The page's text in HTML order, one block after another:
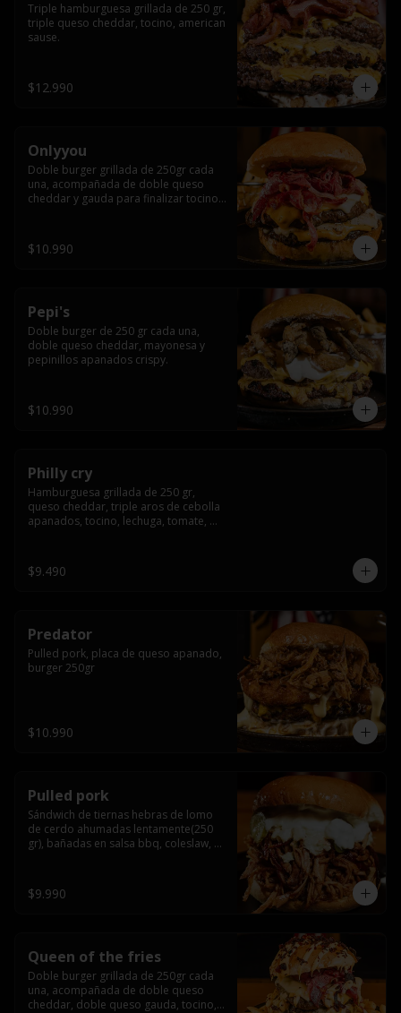
Triple hamburguesa grillada de 250 gr,
triple queso cheddar, tocino, american
sause.
$12.990
Onlyyou
Doble burger grillada de 250gr cada
una, acompañada de doble queso
cheddar y gauda para finalizar tocino
$10.990
Pepi's
Doble burger de 250 gr cada una,
doble queso cheddar, mayonesa y
pepinillos apanados crispy.
$10.990
Philly cry
Hamburguesa grillada de 250 gr,
queso cheddar, triple aros de cebolla
apanados, tocino, lechuga, tomate,
$9.490
Predator
Pulled pork, placa de queso apanado,
burger 250gr
$10.990
Pulled pork
Sándwich de tiernas hebras de lomo
de cerdo ahumadas lentamente(250
gr), bañadas en salsa bbq, coleslaw,
$9.990
Queen of the fries
Doble burger grillada de 250gr cada
una, acompañada de doble queso
cheddar, doble queso gauda, tocino,